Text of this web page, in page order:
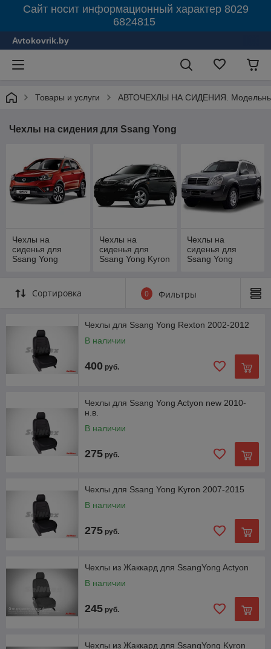
Сайт носит информационный характер 8029
6824815
Avtokovrik.by
Товары и услуги АВТОЧЕХЛЫ НА СИДЕНИЯ.
Чехлы на сидения для Ssang Yong
Чехлы на
сиденья для
Ssang Yong
Чехлы на
сиденья для
Ssang Yong Kyron
Чехлы на
сиденья для
Ssang Yong
Сортировка 0 Фильтры
Чехлы для Ssang Yong Rexton 2002-2012
В наличии
400 руб.
Чехлы для Ssang Yong Actyon new 2010-
н.в.
В наличии
275 руб.
Чехлы для Ssang Yong Kyron 2007-2015
В наличии
275 руб.
Чехлы из Жаккард для SsangYong Actyon
В наличии
245 руб.
Чехлы из Жаккард для SsangYong Kyron